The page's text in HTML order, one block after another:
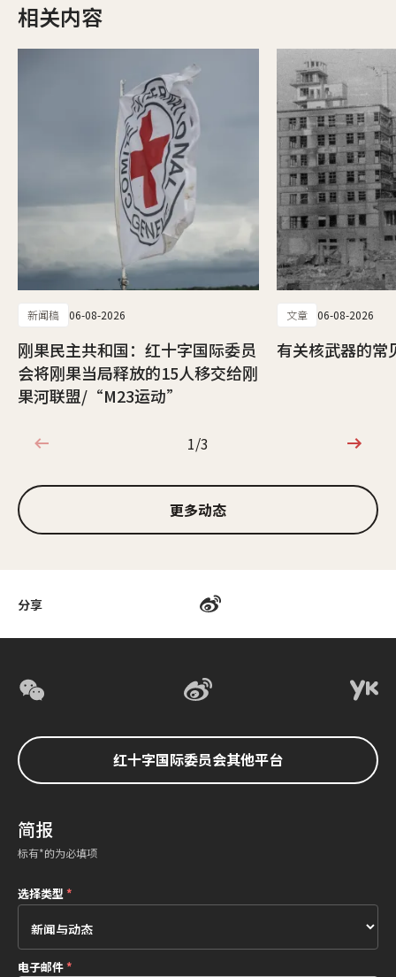
分享
相关内容
新闻稿 06-08-2026
刚果民主共和国：红十字国际委员
会将刚果当局释放的15人移交给刚
果河联盟/“M23运动”
文章 06-08-2026
有关核武器的常
1/3
1/3
更多动态
红十字国际委员会其他平台
简报
标有*的为必填项
选择类型*
电子邮件*